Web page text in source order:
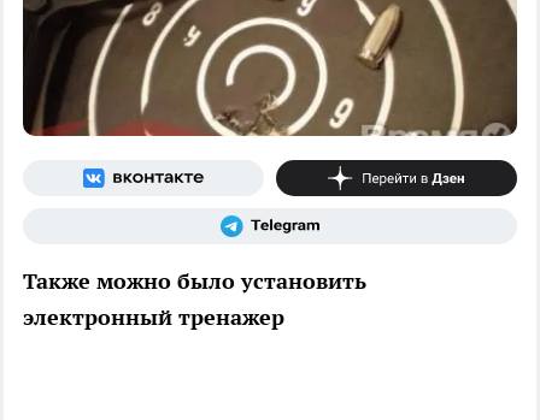
Также можно было установить
электронный тренажер